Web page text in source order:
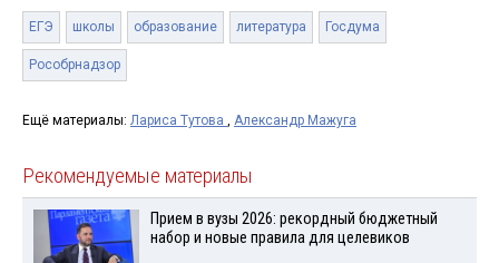
ЕГЭ школы образование литература Госдума
Рособрнадзор
Ещё материалы: Лариса Тутова , Александр Мажуга
Рекомендуемые материалы
Прием в вузы 2026: рекордный бюджетный
набор и новые правила для целевиков